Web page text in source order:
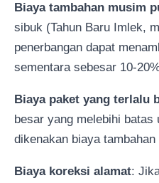
Biaya tambahan musim
sibuk (Tahun Baru Imlek,
penerbangan dapat
sementara sebesar 10-
Biaya paket yang terlalu
besar yang melebihi batas
dikenakan biaya
Biaya koreksi alamat: